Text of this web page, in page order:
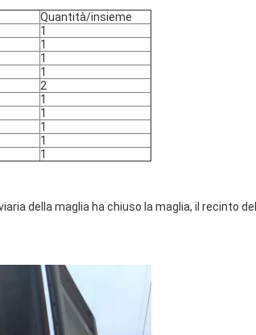
Quantità/insieme
1
1
1
1
2
1
1
1
1
1
della maglia ha chiuso la maglia, il recinto